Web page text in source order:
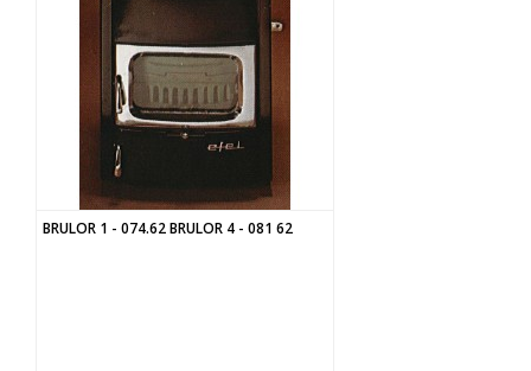
BRULOR 1 - 074.62 BRULOR 4 - 081 62